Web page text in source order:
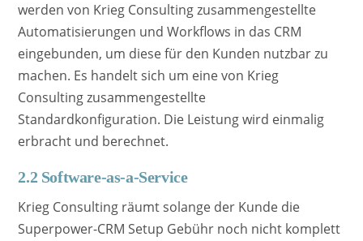
werden von Krieg Consulting zusammengestellte
Automatisierungen und Workflows in das CRM
eingebunden, um diese für den Kunden nutzbar zu
machen. Es handelt sich um eine von Krieg
Consulting zusammengestellte
Standardkonfiguration. Die Leistung wird einmalig
erbracht und berechnet.
2.2 Software-as-a-Service
Krieg Consulting räumt solange der Kunde die
Superpower-CRM Setup Gebühr noch nicht komplett